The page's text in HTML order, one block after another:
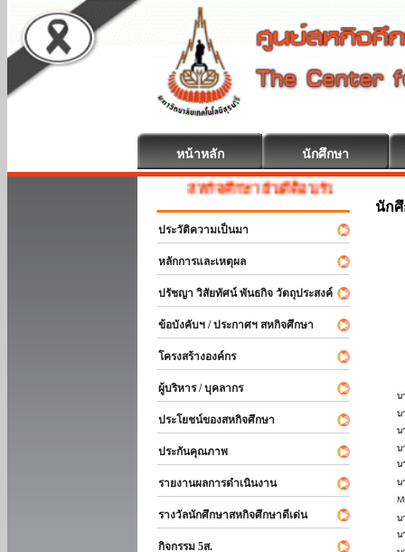
หน้าหลัก นักศึกษา
สหกิจศึกษา ยินดีต้อนรับ
ประวัติความเป็นมา
หลักการและเหตุผล
ปรัชญา วิสัยทัศน์ พันธกิจ วัตถุประสงค์
ข้อบังคับฯ / ประกาศฯ สหกิจศึกษา
โครงสร้างองค์กร
ผู้บริหาร / บุคลากร
ประโยชน์ของสหกิจศึกษา
ประกันคุณภาพ
รายงานผลการดำเนินงาน
รางวัลนักศึกษาสหกิจศึกษาดีเด่น
กิจกรรม 5ส.
นัก